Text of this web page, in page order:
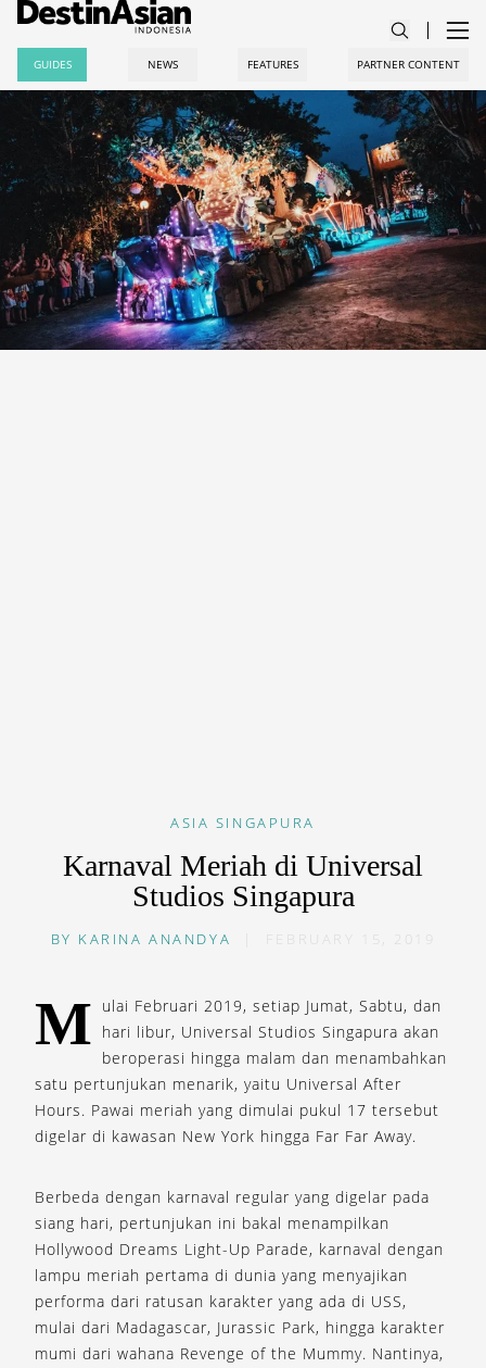
GUIDES NEWS FEATURES PARTNER CONTENT
ASIA SINGAPURA
Karnaval Meriah di Universal
Studios Singapura
BY KARINA ANANDYA FEBRUARY 15, 2019
M ulai Februari 2019, setiap Jumat, Sabtu, dan
hari libur, Universal Studios Singapura akan
beroperasi hingga malam dan menambahkan
satu pertunjukan menarik, yaitu Universal After
Hours. Pawai meriah yang dimulai pukul 17 tersebut
digelar di kawasan New York hingga Far Far Away.
Berbeda dengan karnaval regular yang digelar pada
siang hari, pertunjukan ini bakal menampilkan
Hollywood Dreams Light-Up Parade, karnaval dengan
lampu meriah pertama di dunia yang menyajikan
performa dari ratusan karakter yang ada di USS,
mulai dari Madagascar, Jurassic Park, hingga karakter
mumi dari wahana Revenge of the Mummy. Nantinya,